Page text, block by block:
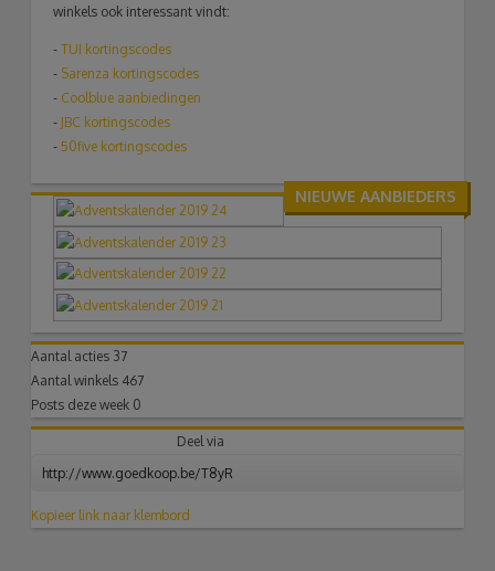
winkels ook interessant vindt:
-TUI kortingscodes
- Sarenza kortingscodes
- Coolblue aanbiedingen
- JBC kortingscodes
-50five kortingscodes
NIEUWE AANBIEDERS
Aantal acties 37
Aantal winkels 467
Posts deze week 0
Deel via
Kopieer link naar klembord